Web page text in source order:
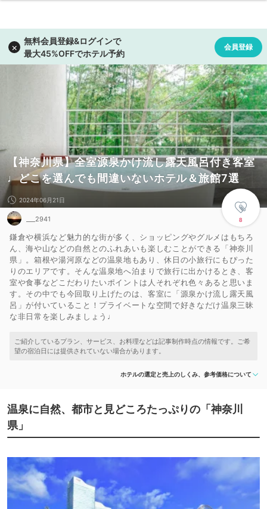
【神奈川県】全室源泉かけ流し露天風呂付き客室
♩どこを選んでも間違いないホテル＆旅館7選
8
2024年06月21日
___2941
鎌倉や横浜など魅力的な街が多く、ショッピングやグルメはもちろ
ん、海や山などの自然とのふれあいも楽しむことができる「神奈川
県」。箱根や湯河原などの温泉地もあり、休日の小旅行にもぴった
りのエリアです。そんな温泉地へ泊まりで旅行に出かけるとき、客
室や食事などこだわりたいポイントは人それぞれ色々あると思いま
す。その中でも今回取り上げたのは、客室に「源泉かけ流し露天風
呂」が付いていること！プライベートな空間で好きなだけ温泉三昧
な非日常を楽しみましょう♩
ホテルの選定と売上のしくみ、参考価格について
温泉に自然、都市と見どころたっぷりの「神奈川
県」